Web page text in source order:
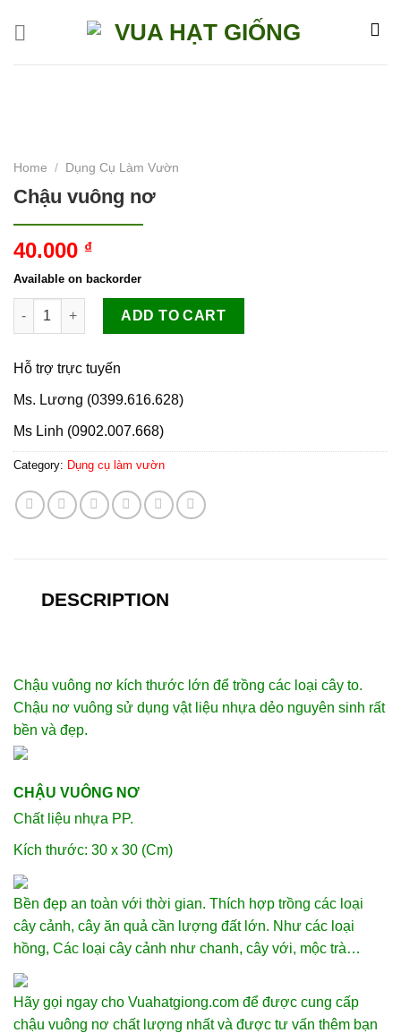
Home / Dụng Cụ Làm Vườn
Chậu vuông nơ
40.000 ₫
Available on backorder
Chậu vuông nơ quantity
ADD TO CART
Hỗ trợ trực tuyến
Ms. Lương (0399.616.628)
Ms Linh (0902.007.668)
Category: Dụng cụ làm vườn
DESCRIPTION
Chậu vuông nơ kích thước lớn để trồng các loại cây to.
Chậu nơ vuông sử dụng vật liệu nhựa dẻo nguyên sinh rất
bền và đẹp.
CHẬU VUÔNG NƠ
Chất liệu nhựa PP.
Kích thước: 30 x 30 (Cm)
Bền đẹp an toàn với thời gian. Thích hợp trồng các loại
cây cảnh, cây ăn quả cần lượng đất lớn. Như các loại
hồng, Các loại cây cảnh như chanh, cây với, mộc trà…
Hãy gọi ngay cho Vuahatgiong.com để được cung cấp
chậu vuông nơ chất lượng nhất và được tư vấn thêm bạn